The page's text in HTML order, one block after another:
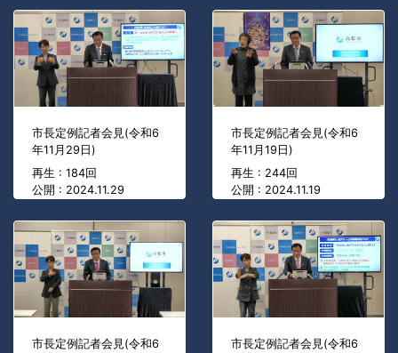
市長定例記者会見(令和6
年11月29日)
再生 : 184回
公開 : 2024.11.29
市長定例記者会見(令和6
年11月19日)
再生 : 244回
公開 : 2024.11.19
市長定例記者会見(令和6
市長定例記者会見(令和6